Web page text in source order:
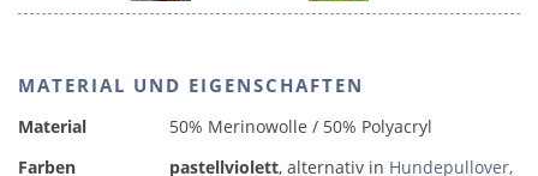
MATERIAL UND EIGENSCHAFTEN
Material
50% Merinowolle / 50% Polyacryl
Farben
pastellviolett, alternativ in Hundepullover,